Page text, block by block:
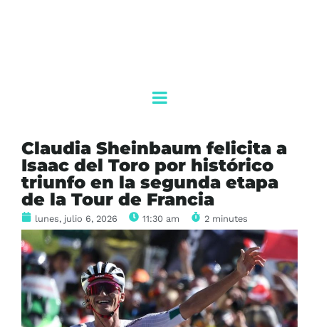
Claudia Sheinbaum felicita a
Isaac del Toro por histórico
triunfo en la segunda etapa
de la Tour de Francia
lunes, julio 6, 2026 11:30 am 2 minutes